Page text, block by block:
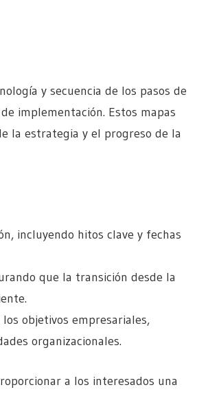
y secuencia de los pasos de
implementación. Estos mapas
la estrategia y el progreso de la
incluyendo hitos clave y fechas
que la transición desde la
objetivos empresariales,
organizacionales.
a los interesados una